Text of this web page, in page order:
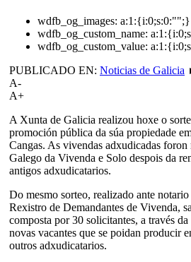
wdfb_og_images: a:1:{i:0;s:0:"";}
wdfb_og_custom_name:
wdfb_og_custom_value:
PUBLICADO EN: Noticias de Galicia
A-
A+
A Xunta de Galicia realizou hoxe o
promoción pública da súa propiedade
Cangas. As vivendas adxudicadas
Galego da Vivenda e Solo despois da
antigos adxudicatarios.
Do mesmo sorteo, realizado ante
Rexistro de Demandantes de Vivenda,
composta por 30 solicitantes, a través
novas vacantes que se poidan producir
outros adxudicatarios.